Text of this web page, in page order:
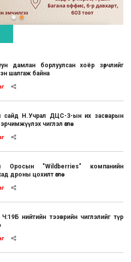
дамлан борлуулсан хоёр зөрчлийг
шалгаж байна
сайд Н.Учрал ДЦС-3-ын их засварын
чиглэл өглөө
Оросын "Wildberries" компанийн
дроны цохилт өглөө
нийтийн тээврийн чиглэлийг түр